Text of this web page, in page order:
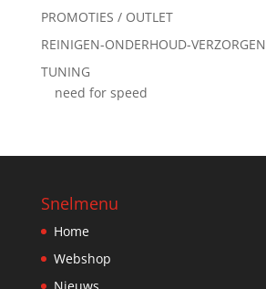
PROMOTIES / OUTLET
REINIGEN-ONDERHOUD-VERZORGEN
TUNING
need for speed
Snelmenu
Home
Webshop